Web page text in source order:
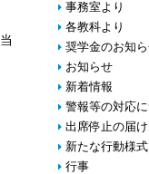
当
事務室より
各教科より
奨学金のお知
お知らせ
新着情報
警報等の対応
出席停止の届け
新たな行動様式
行事